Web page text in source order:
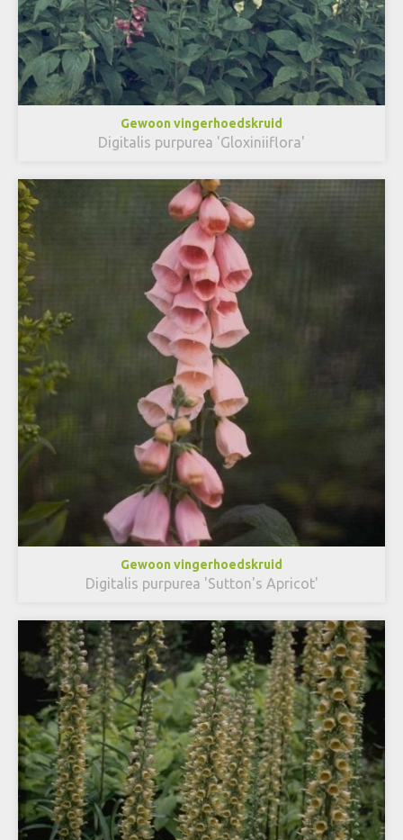
Gewoon vingerhoedskruid
Digitalis purpurea 'Gloxiniiflora'
Gewoon vingerhoedskruid
Digitalis purpurea 'Sutton's Apricot'